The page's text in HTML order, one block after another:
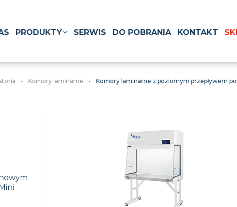
PRODUKTY SERWIS DO POBRANIA KONTAKT
Komory laminarne Komory laminarne z poziomym przepływem